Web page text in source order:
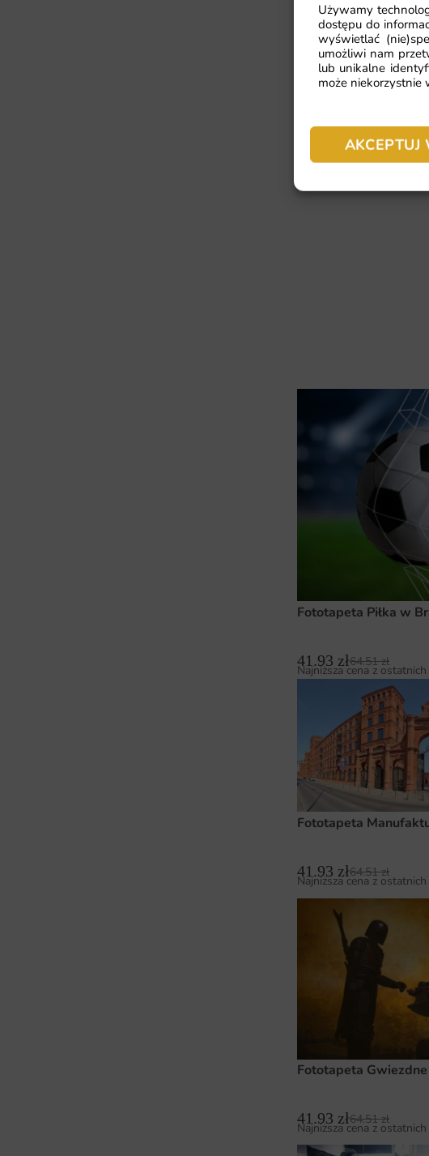
Używamy
dostępu do
wyświetlać
umożliwi nam
lub unikalne
może niekorzystnie
AKCEPTUJ
Fototapeta Kobieta
Fototapeta Piłka w
41.93 zł64.51zł
Najniższa cena z
Fototapeta
41.93 zł64.51zł
Najniższa cena z
Fototapeta
41.93 zł64.51zł
Najniższa cena z